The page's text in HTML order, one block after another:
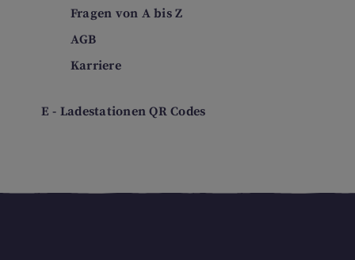
Fragen von A bis Z
AGB
Karriere
E - Ladestationen QR Codes